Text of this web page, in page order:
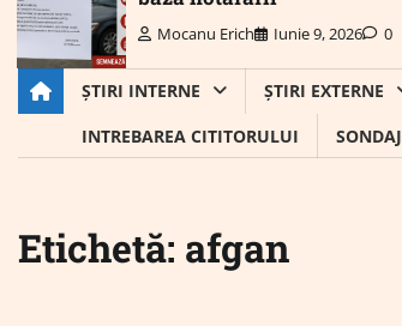
Mocanu Erich Iunie 9, 2026 0
ȘTIRI INTERNE ȘTIRI EXTERNE
INTREBAREA CITITORULUI
SONDAJ
Etichetă: afgan